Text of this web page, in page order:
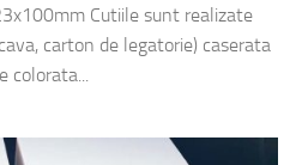
Cutiile sunt realizate
carton de legatorie) caserata
colorata...